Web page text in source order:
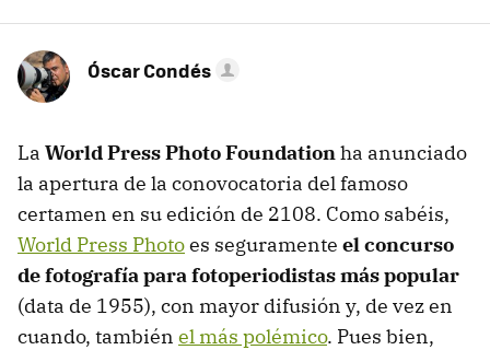
Óscar Condés
La World Press Photo Foundation ha anunciado
la apertura de la conovocatoria del famoso
certamen en su edición de 2108. Como sabéis,
World Press Photoes seguramente el concurso
de fotografía para fotoperiodistas más popular
(data de 1955), con mayor difusión y, de vez en
cuando, también el más polémico. Pues bien,